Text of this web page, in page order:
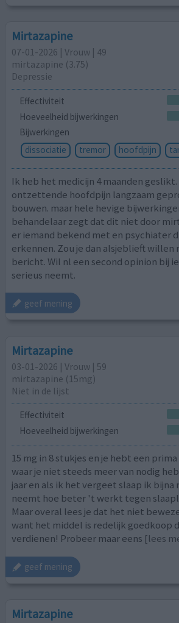
Mirtazapine
07-01-2026 | Vrouw | 49
mirtazapine (3.75)
Depressie
Effectiviteit
Hoeveelheid bijwerkingen
Bijwerkingen
dissociatie
tremor hoofdpijn
Ik heb het medicijn 4 maanden geslikt.
ontzettende hoofdpijn langzaam
bouwen. maar hele hevige
behandelaar zegt dat dit niet door
er iemand bekend met en psychiater
erkennen. Zou je dan alsjeblieft willen
bericht. Wil nl een second opinion bij
serieus neemt.
geef mening
Mirtazapine
03-01-2026 | Vrouw | 59
mirtazapine (15mg)
Niet in de lijst
Effectiviteit
Hoeveelheid bijwerkingen
15 mg in 8 stukjes en je hebt een
waar je niet steeds meer van nodig
jaar en als ik het vergeet slaap ik bijna
neemt hoe beter 't werkt tegen
Maar overal lees je dat het niet
want het middel is redelijk goedkoop
verdienen! Probeer maar eens [lees
geef mening
Mirtazapine